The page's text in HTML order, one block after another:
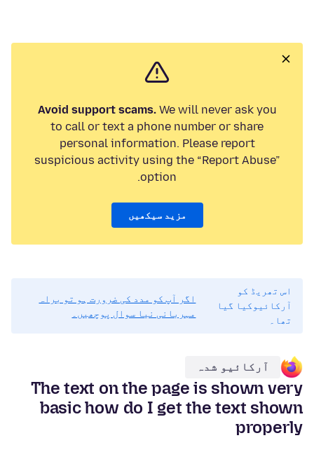
Avoid support scams.We will never ask you
to call or text a phone number or share
personal information. Please report
suspicious activity using the “Report Abuse”
option.
مزید سیکھیں
اس تھریڈ کو
آرکائیوکیا گیا
تھا۔
اگر آپ کو مدد کی ضرورت ہو تو براہ
مہربانی نیا سوال پوچھیں۔
آرکائیو شدہ
The text on the page is shown very
basic how do I get the text shown
properly